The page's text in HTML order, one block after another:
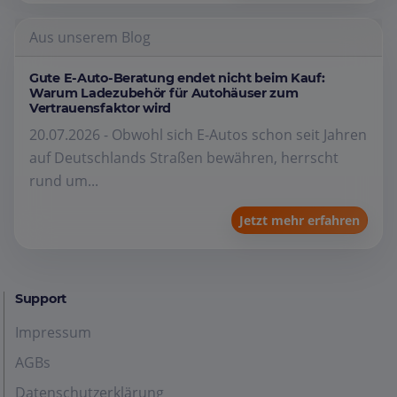
Aus unserem Blog
Gute E-Auto-Beratung endet nicht beim Kauf:
Warum Ladezubehör für Autohäuser zum
Vertrauensfaktor wird
20.07.2026 - Obwohl sich E-Autos schon seit Jahren
auf Deutschlands Straßen bewähren, herrscht
rund um...
Jetzt mehr erfahren
Support
Impressum
AGBs
Datenschutzerklärung